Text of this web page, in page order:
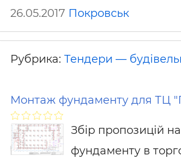
26.05.2017 Покровськ
Рубрика: Тендери —
Монтаж фундаменту для ТЦ
Збір пропозицій
фундаменту в